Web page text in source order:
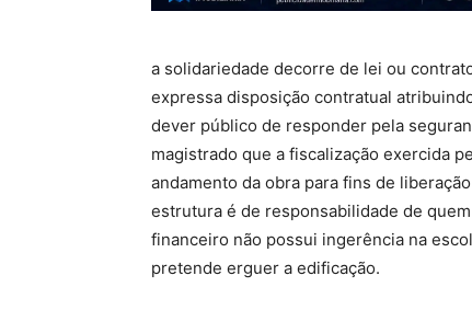
a solidariedade decorre de lei ou
expressa disposição contratual
dever público de responder pela
magistrado que a fiscalização exercida
andamento da obra para fins de
estrutura é de responsabilidade de
financeiro não possui ingerência na
pretende erguer a edificação.